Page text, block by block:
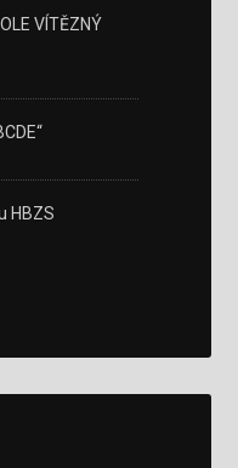
VÍTĚZNÝ
HBZS